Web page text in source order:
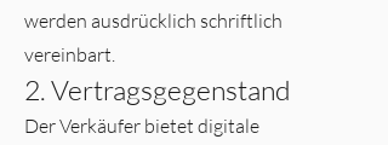
werden ausdrücklich schriftlich
vereinbart.
2. Vertragsgegenstand
Der Verkäufer bietet digitale